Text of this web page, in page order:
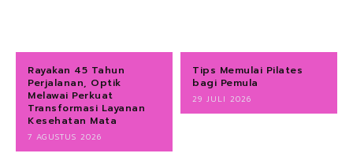
Rayakan 45 Tahun
Perjalanan, Optik
Melawai Perkuat
Transformasi Layanan
Kesehatan Mata
7 AGUSTUS 2026
Tips Memulai Pilates
bagi Pemula
29 JULI 2026